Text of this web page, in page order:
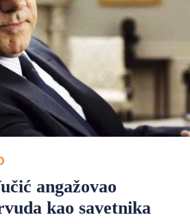
angažovao
kao savetnika